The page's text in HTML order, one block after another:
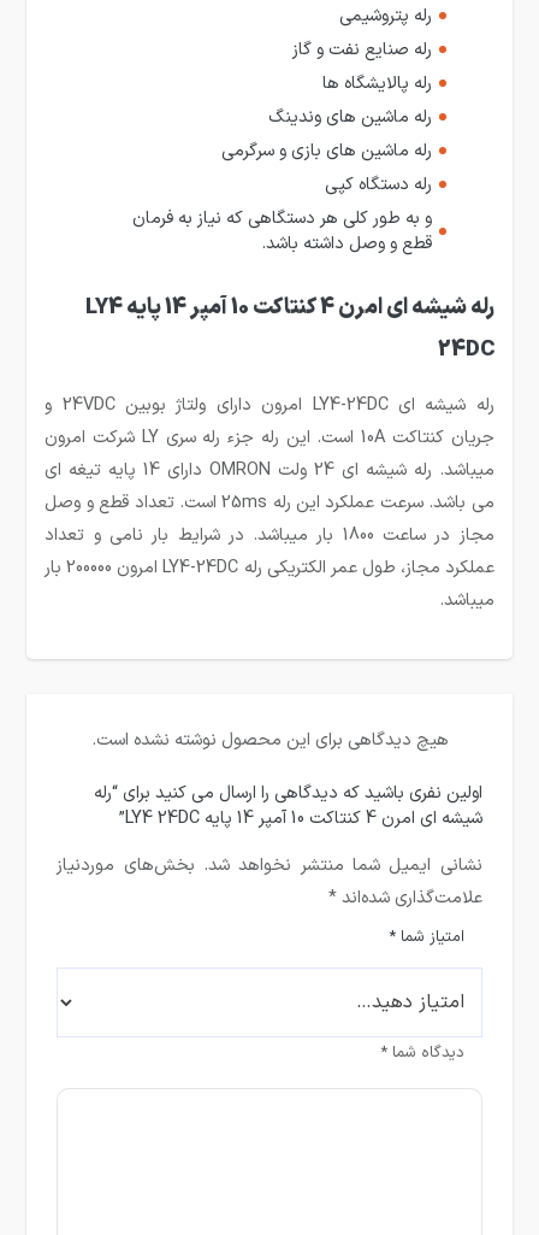
رله پتروشیمی
رله صنایع نفت و گاز
رله پالایشگاه ها
رله ماشین های وندینگ
رله ماشین های بازی و سرگرمی
رله دستگاه کپی
و به طور کلی هر دستگاهی که نیاز به فرمان
قطع و وصل داشته باشد.
رله شیشه ای امرن 4 کنتاکت 10 آمپر 14 پایه LY4
24DC
رله شیشه ای LY4-24DC امرون دارای ولتاژ بوبین 24VDC و
جریان کنتاکت 10A است. این رله جزء رله سری LY شرکت امرون
میباشد. رله شیشه ای 24 ولت OMRON دارای 14 پایه تیغه ای
می باشد. سرعت عملکرد این رله 25ms است. تعداد قطع و وصل
مجاز در ساعت 1800 بار میباشد. در شرایط بار نامی و تعداد
عملکرد مجاز، طول عمر الکتریکی رله LY4-24DC امرون 200000 بار
میباشد.
هیچ دیدگاهی برای این محصول نوشته نشده است.
اولین نفری باشید که دیدگاهی را ارسال می کنید برای “رله
شیشه ای امرن 4 کنتاکت 10 آمپر 14 پایه LY4 24DC”
نشانی ایمیل شما منتشر نخواهد شد. بخش‌های موردنیاز
علامت‌گذاری شده‌اند*
امتیاز شما*
دیدگاه شما*